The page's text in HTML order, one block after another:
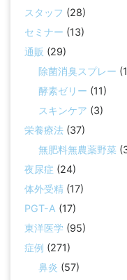
スタッフ (28)
セミナー (13)
通販 (29)
除菌消臭スプレー
酵素ゼリー (11)
スキンケア (3)
栄養療法 (37)
無肥料無農薬野菜
夜尿症 (24)
体外受精 (17)
PGT-A (17)
東洋医学 (95)
症例 (271)
鼻炎 (57)